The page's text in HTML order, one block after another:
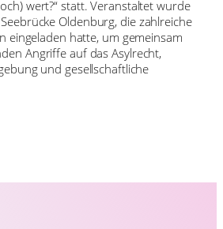
wert?“ statt. Veranstaltet wurde
Oldenburg, die zahlreiche
eingeladen hatte, um gemeinsam
Angriffe auf das Asylrecht,
und gesellschaftliche